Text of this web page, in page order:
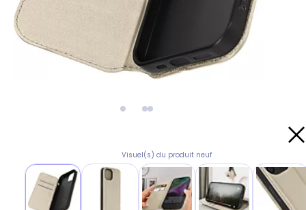
Visuel(s) du produit neuf